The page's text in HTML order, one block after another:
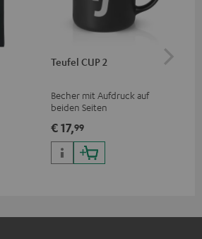
Teufel CUP 2
Becher mit Aufdruck auf
beiden Seiten
€ 17,99